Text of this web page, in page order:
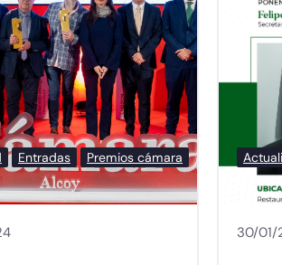
Entradas Premios cámara
30/01/